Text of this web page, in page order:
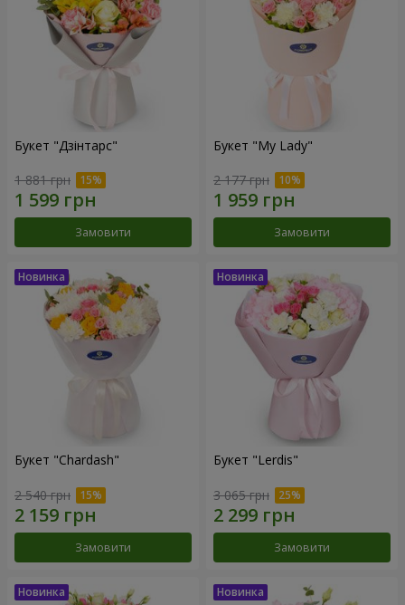
Букет "Дзінтарс"
1 881 грн
Замовити
Букет "My Lady"
2 177 грн
Замовити
Букет "Chardash"
2 540 грн
Замовити
Букет "Lerdis"
3 065 грн
Замовити